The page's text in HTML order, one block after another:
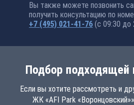
Вы также можете позвонить
получить консультацию по
+7 (495) 021-41-76 (с 09:30 до
Подбор подходящей
Если вы хотите рассмотреть и
ЖК «AFI Park